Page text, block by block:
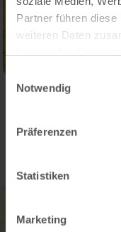
Partner führen
weiteren Daten
Einwilligungsauswahl
Notwendig
Präferenzen
Statistiken
Marketing
Contact